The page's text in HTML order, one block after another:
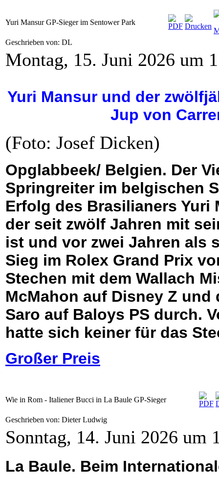
Yuri Mansur GP-Sieger im Sentower Park
Geschrieben von: DL
Montag, 15. Juni 2026 um
Yuri Mansur und der
Jup von
(Foto: Josef Dicken)
Opglabbeek/ Belgien. Der
Springreiter im belgischen
Erfolg des Brasilianers Yuri
der seit zwölf Jahren mit
ist und vor zwei Jahren als
Sieg im Rolex Grand Prix
Stechen mit dem Wallach
McMahon auf Disney Z und
Saro auf Baloys PS durch.
hatte sich keiner für das
Großer Preis
Wie in Rom - Italiener Bucci in La Baule GP-Sieger
Geschrieben von: Dieter Ludwig
Sonntag, 14. Juni 2026 um
La Baule. Beim